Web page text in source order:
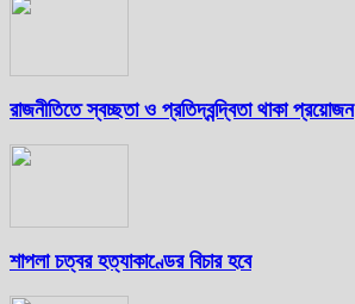
রাজনীতিতে স্বচ্ছতা ও প্রতিদ্বন্দ্বিতা থাকা প্রয়োজন
শাপলা চত্বর হত্যাকাণ্ডের বিচার হবে